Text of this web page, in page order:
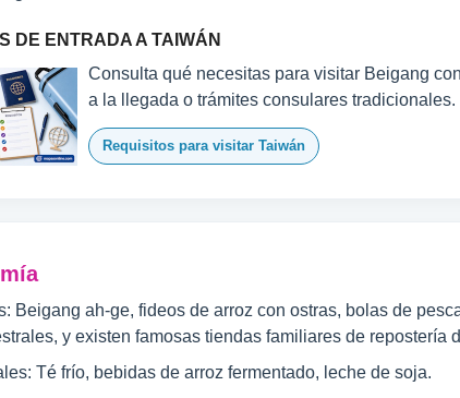
DE ENTRADA A TAIWÁN
Consulta qué necesitas para visitar Beigang
a la llegada o trámites consulares tradicionales.
Requisitos para visitar Taiwán
Beigang ah-ge, fideos de arroz con ostras, bolas de
y existen famosas tiendas familiares de
Té frío, bebidas de arroz fermentado, leche de soja.